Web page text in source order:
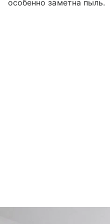
особенно заметна пыль.